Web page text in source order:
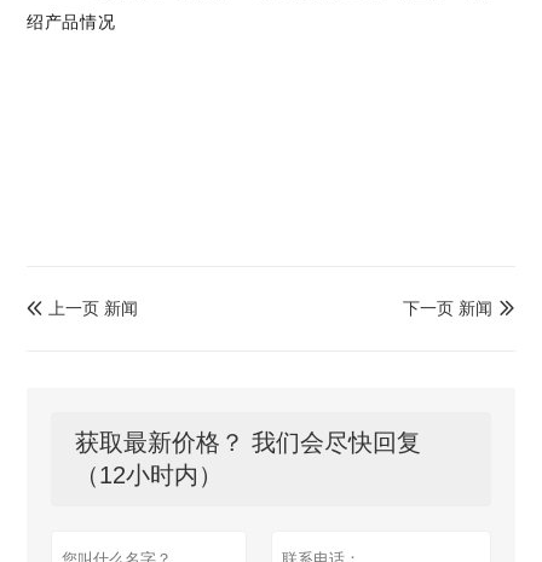
绍产品情况
 上一页 新闻 
下一页 新闻
获取最新价格？ 我们会尽快回复
（12小时内）